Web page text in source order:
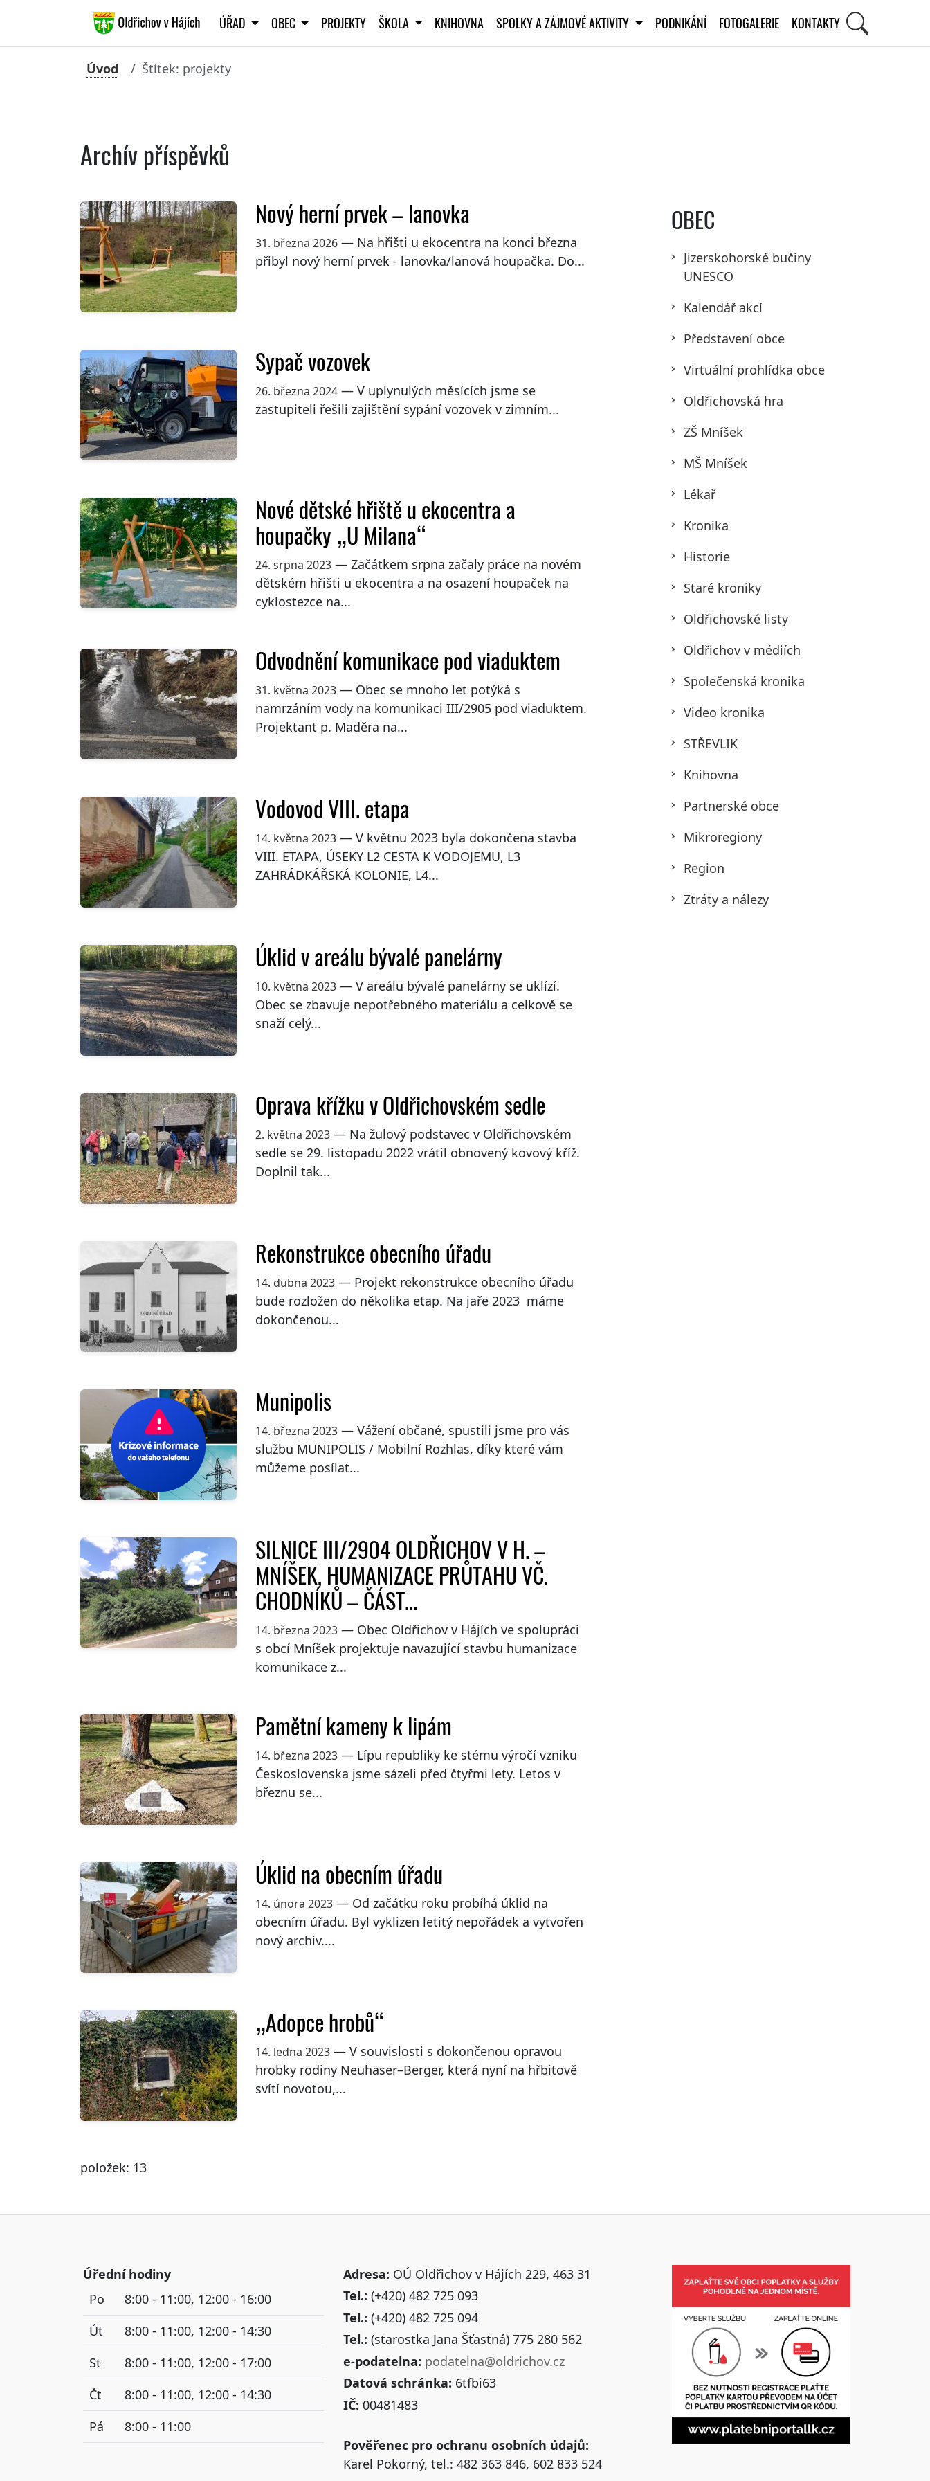
ÚŘAD OBEC PROJEKTY ŠKOLA KNIHOVNA SPOLKY A ZÁJMOVÉ AKTIVITY PODNIKÁNÍ FOTOGALERIE KONTAKTY
Úvod Štítek: projekty
Archív příspěvků
Nový herní prvek – lanovka
31. března 2026— Na hřišti u ekocentra na konci března
přibyl nový herní prvek - lanovka/lanová houpačka. Do...
Sypač vozovek
26. března 2024— V uplynulých měsících jsme se
zastupiteli řešili zajištění sypání vozovek v zimním...
Nové dětské hřiště u ekocentra a
houpačky „U Milana“
24. srpna 2023— Začátkem srpna začaly práce na novém
dětském hřišti u ekocentra a na osazení houpaček na
cyklostezce na...
Odvodnění komunikace pod viaduktem
31. května 2023— Obec se mnoho let potýká s
namrzáním vody na komunikaci III/2905 pod viaduktem.
Projektant p. Maděra na...
Vodovod VIII. etapa
14. května 2023— V květnu 2023 byla dokončena stavba
VIII. ETAPA, ÚSEKY L2 CESTA K VODOJEMU, L3
ZAHRÁDKÁŘSKÁ KOLONIE, L4...
Úklid v areálu bývalé panelárny
10. května 2023— V areálu bývalé panelárny se uklízí.
Obec se zbavuje nepotřebného materiálu a celkově se
snaží celý...
Oprava křížku v Oldřichovském sedle
2. května 2023— Na žulový podstavec v Oldřichovském
sedle se 29. listopadu 2022 vrátil obnovený kovový kříž.
Doplnil tak...
Rekonstrukce obecního úřadu
14. dubna 2023— Projekt rekonstrukce obecního úřadu
bude rozložen do několika etap. Na jaře 2023 máme
dokončenou...
Munipolis
14. března 2023— Vážení občané, spustili jsme pro vás
službu MUNIPOLIS / Mobilní Rozhlas, díky které vám
můžeme posílat...
SILNICE III/2904 OLDŘICHOV V H. –
MNÍŠEK, HUMANIZACE PRŮTAHU VČ.
CHODNÍKŮ – ČÁST...
14. března 2023— Obec Oldřichov v Hájích ve spolupráci
s obcí Mníšek projektuje navazující stavbu humanizace
komunikace z...
Pamětní kameny k lipám
14. března 2023— Lípu republiky ke stému výročí vzniku
Československa jsme sázeli před čtyřmi lety. Letos v
březnu se...
Úklid na obecním úřadu
14. února 2023— Od začátku roku probíhá úklid na
obecním úřadu. Byl vyklizen letitý nepořádek a vytvořen
nový archiv....
„Adopce hrobů“
14. ledna 2023— V souvislosti s dokončenou opravou
hrobky rodiny Neuhäser–Berger, která nyní na hřbitově
svítí novotou,...
položek: 13
OBEC
Jizerskohorské bučiny
UNESCO
Kalendář akcí
Představení obce
Virtuální prohlídka obce
Oldřichovská hra
ZŠ Mníšek
MŠ Mníšek
Lékař
Kronika
Historie
Staré kroniky
Oldřichovské listy
Oldřichov v médiích
Společenská kronika
Video kronika
STŘEVLIK
Knihovna
Partnerské obce
Mikroregiony
Region
Ztráty a nálezy
Úřední hodiny
Po
8:00 - 11:00, 12:00 - 16:00
Út
8:00 - 11:00, 12:00 - 14:30
St
8:00 - 11:00, 12:00 - 17:00
Čt
8:00 - 11:00, 12:00 - 14:30
Pá
8:00 - 11:00
Adresa: OÚ Oldřichov v Hájích 229, 463 31
Tel.: (+420) 482 725 093
Tel.: (+420) 482 725 094
Tel.: (starostka Jana Šťastná) 775 280 562
e-podatelna: podatelna@oldrichov.cz
Datová schránka: 6tfbi63
IČ: 00481483
Pověřenec pro ochranu osobních údajů:
Karel Pokorný, tel.: 482 363 846, 602 833 524